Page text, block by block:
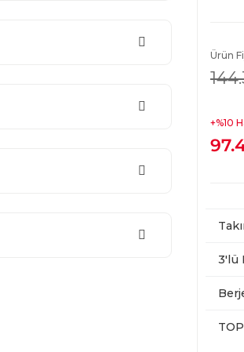
Ürün
+%10
3'lü